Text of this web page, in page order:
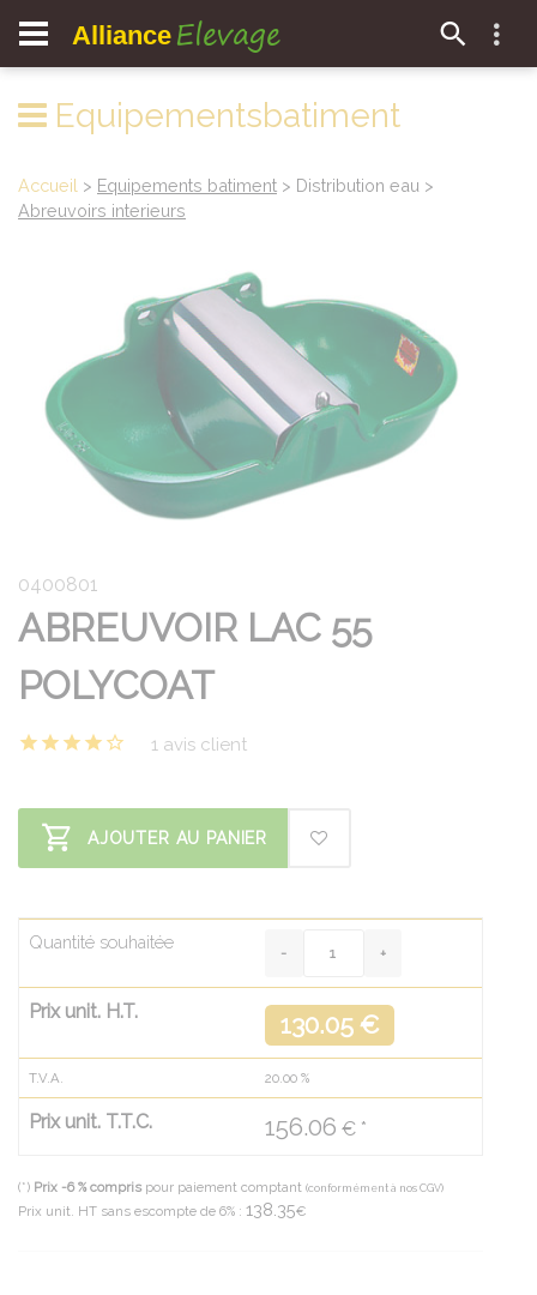
Alliance Elevage
Equipementsbatiment
Accueil > Equipements batiment > Distribution eau >
Abreuvoirs interieurs
0400801
ABREUVOIR LAC 55
POLYCOAT
1 avis client
AJOUTER AU PANIER
Quantité souhaitée
Prix unit. H.T. 130.05 €
T.V.A. 20.00 %
Prix unit. T.T.C. 156.06 € *
(*) Prix -6 % compris pour paiement comptant (conformément à nos CGV)
Prix unit. HT sans escompte de 6% : 138.35€